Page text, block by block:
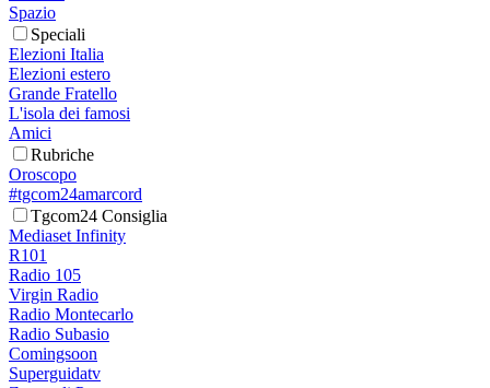
Spazio
Speciali
Elezioni Italia
Elezioni estero
Grande Fratello
L'isola dei famosi
Amici
Rubriche
Oroscopo
#tgcom24amarcord
Tgcom24 Consiglia
Mediaset Infinity
R101
Radio 105
Virgin Radio
Radio Montecarlo
Radio Subasio
Comingsoon
Superguidatv